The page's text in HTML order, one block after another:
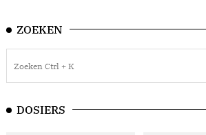
ZOEKEN
DOSIERS